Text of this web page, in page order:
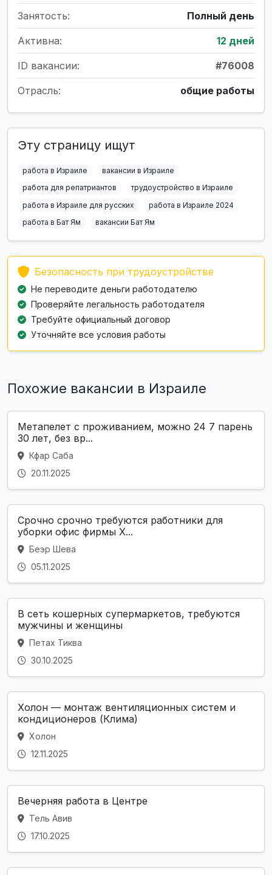
Занятость: Полный день
Активна: 12 дней
ID вакансии: #76008
Отрасль: общие работы
Эту страницу ищут
работа в Израиле
вакансии в Израиле
работа для репатриантов
трудоустройство в Израиле
работа в Израиле для русских
работа в Израиле 2024
работа в Бат Ям
вакансии Бат Ям
Безопасность при трудоустройстве
Не переводите деньги работодателю
Проверяйте легальность работодателя
Требуйте официальный договор
Уточняйте все условия работы
Похожие вакансии в Израиле
Метапелет с проживанием, можно 24 7 парень
30 лет, без вр...
Кфар Саба
20.11.2025
Срочно срочно требуются работники для
уборки офис фирмы Х...
Беэр Шева
05.11.2025
В сеть кошерных супермаркетов, требуются
мужчины и женщины
Петах Тиква
30.10.2025
Холон — монтаж вентиляционных систем и
кондиционеров (Клима)
Холон
12.11.2025
Вечерняя работа в Центре
Тель Авив
17.10.2025